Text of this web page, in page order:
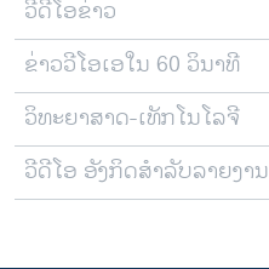
ວີດີໂອຂ່າວ
ຂ່າວວີໂອເອໃນ 60 ວິນາທີ
ວິທະຍາສາດ-ເທັກໂນໂລຈີ
ວີດີໂອ ອັງກິດສຳລັບລາຍງານ